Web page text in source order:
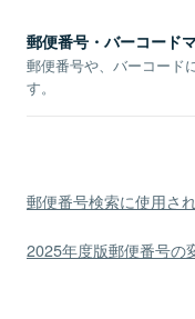
郵便番号・バーコード
郵便番号や、バーコード
す。
郵便番号検索に使用さ
2025年度版郵便番号の